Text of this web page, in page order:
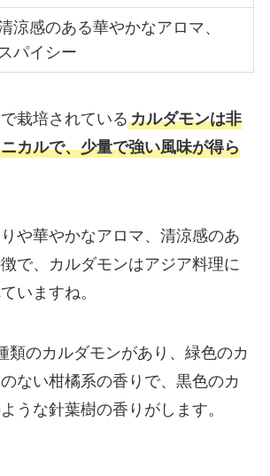
涼感のある華やかなアロマ、
パイシー
栽培されているカルダモンは非
カルで、少量で強い風味が得ら
や華やかなアロマ、清涼感のあ
で、カルダモンはアジア料理に
いますね。
類のカルダモンがあり、緑色のカ
ない柑橘系の香りで、黒色のカ
うな針葉樹の香りがします。